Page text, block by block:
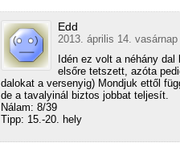
Edd
2013. április 14.
Idén ez volt a néhány
elsőre tetszett, azóta
dalokat a versenyig) Mondjuk ettől
de a tavalyinál biztos jobbat teljesít.
Nálam: 8/39
Tipp: 15.-20. hely